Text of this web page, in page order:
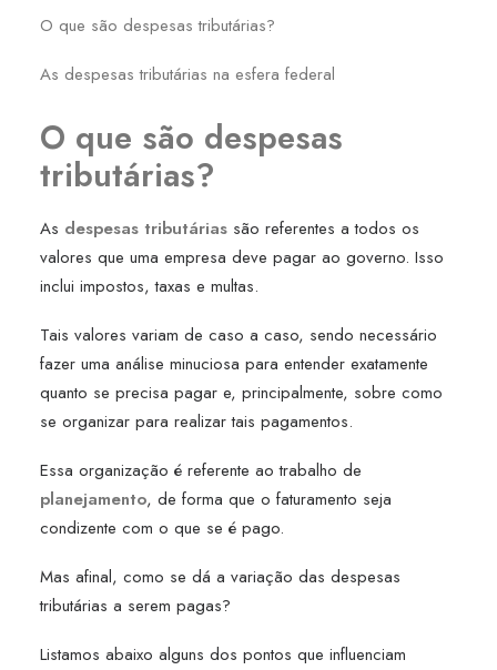
O que são despesas tributárias?
As despesas tributárias na esfera federal
O que são despesas
tributárias?
As despesas tributárias são referentes a todos os
valores que uma empresa deve pagar ao governo. Isso
inclui impostos, taxas e multas.
Tais valores variam de caso a caso, sendo necessário
fazer uma análise minuciosa para entender exatamente
quanto se precisa pagar e, principalmente, sobre como
se organizar para realizar tais pagamentos.
Essa organização é referente ao trabalho de
planejamento, de forma que o faturamento seja
condizente com o que se é pago.
Mas afinal, como se dá a variação das despesas
tributárias a serem pagas?
Listamos abaixo alguns dos pontos que influenciam